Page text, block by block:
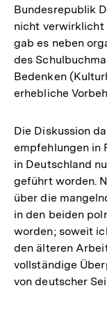
Bundesrepublik
nicht verwirklicht
gab es neben
des
Bedenken
erhebliche
Die Diskussion
empfehlungen in
in Deutschland
geführt worden.
über die
in den beiden
worden; soweit
den älteren
vollständige
von deutscher